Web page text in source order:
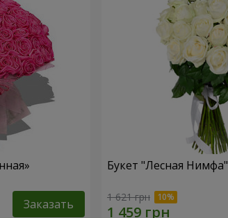
Заказать
Букет "Лесная Нимфа"
1 621 грн